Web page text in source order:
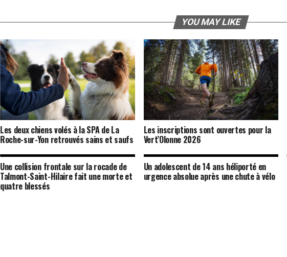
YOU MAY LIKE
Les deux chiens volés à la SPA de La
Roche-sur-Yon retrouvés sains et saufs
Les inscriptions sont ouvertes pour la
Vert’Olonne 2026
Une collision frontale sur la rocade de
Talmont-Saint-Hilaire fait une morte et
quatre blessés
Un adolescent de 14 ans héliporté en
urgence absolue après une chute à vélo